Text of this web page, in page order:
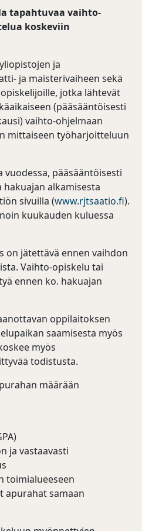
tapahtuvaa vaihto-
koskeviin
ja
ja maisterivaiheen sekä
jotka lähtevät
(pääsääntöisesti
vaihto-ohjelmaan
mittaiseen työharjoitteluun
pääsääntöisesti
hakuajan alkamisesta
sivuilla (www.rjtsaatio.fi).
kuukauden kuluessa
on jätettävä ennen vaihdon
Vaihto-opiskelu tai
ennen ko. hakuajan
oppilaitoksen
saamisesta myös
myös
todistusta.
määrään
ja vastaavasti
toimialueeseen
apurahat samaan